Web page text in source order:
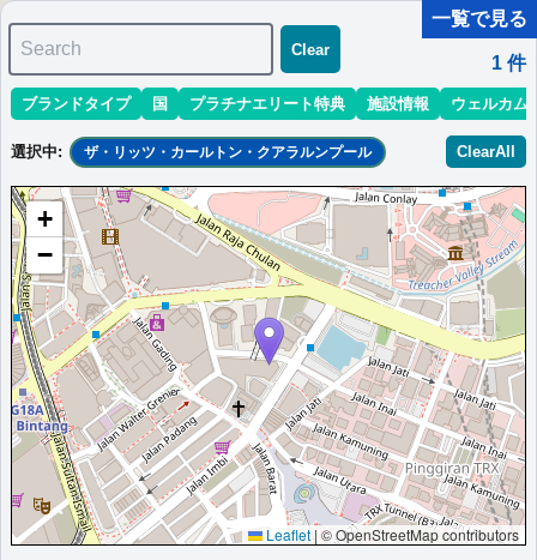
マリオット最新情報ホテル情報(アジア)ホテル特典攻略
1 - 1 件 / 全 1 件
並び替え 最低価格目安 開業時期 エリア
ザ・リッツ・カールトン・クアラルンプー
ル
クアラルンプール、ゴールデントライアングル地区の中心部に位
置する5つ星ホテル。
マレーシアクアラルンプール
開業:1998年最低価格目安:￥ 570 MYR情報サイト:sin-blog
Marriott Bonvoyで価格をみる
プラチナエリート特典：ラウンジアクセスなし,客室アップグレード有（プラ
チナ以下スイート除外クラブフロア除外）,スパ入場無料
その他情報：高級スパ施設
一覧で見る
Search
Clear
1 件
ブランドタイプ 国 プラチナエリート特典 施設情報 ウェルカム
選択中: ザ・リッツ・カールトン・クアラルンプール ClearAll
+
−
Leaflet | © OpenStreetMap contributors